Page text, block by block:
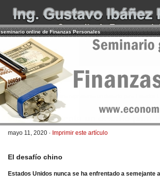
INICIO SERVICIOS
CONTACTO USUARIO
>Inicio/Artículos / China representa un desafío para Estados
China representa un desafío para
mayo 11, 2020 · Imprimir este artículo
El desafío chino
Estados Unidos nunca se ha enfrentado a semejante
online de Finanzas Personales